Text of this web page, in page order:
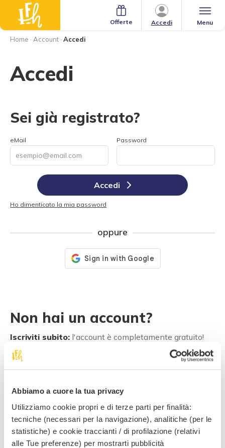
Abbiamo a cuore la tua privacy
Utilizziamo cookie propri e di terze parti per finalità:
tecniche (necessari per la navigazione), analitiche (per le
statistiche) e cookie traccianti / di profilazione (relativi
alle Tue preferenze) per mostrarti pubblicità
Menu
Accedi
Offerte
Home · Account · Accedi
Accedi
Sei già registrato?
eMail Password
Accedi
Ho dimenticato la mia password
oppure
Non hai un account?
Iscriviti subito: l'account è completamente gratuito!
Registrati subito
3 buoni motivi per
registrarti!